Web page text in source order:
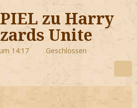
werden!
zu Harry
Unite
14:17 Geschlossen